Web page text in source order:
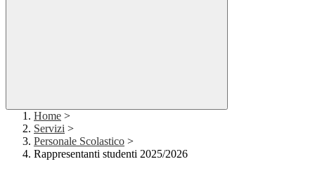
Home >
Servizi >
Personale Scolastico >
Rappresentanti studenti 2025/2026